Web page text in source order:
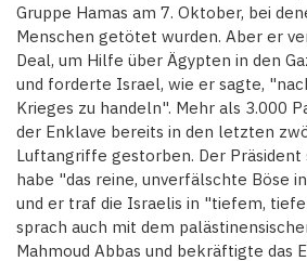
Gruppe Hamas am 7. Oktober, bei
Menschen getötet wurden. Aber er
Deal, um Hilfe über Ägypten in den
und forderte Israel, wie er sagte,
Krieges zu handeln". Mehr als 3.000
der Enklave bereits in den letzten
Luftangriffe gestorben. Der Präsident
habe "das reine, unverfälschte Böse
und er traf die Israelis in "tiefem,
sprach auch mit dem
Mahmoud Abbas und bekräftigte das